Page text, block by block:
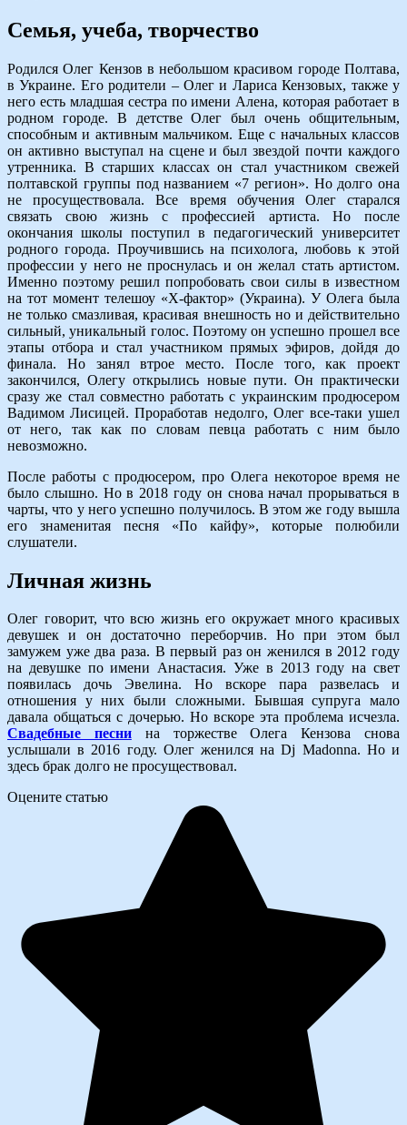
Семья, учеба, творчество
Родился Олег Кензов в небольшом красивом городе Полтава,
в Украине. Его родители – Олег и Лариса Кензовых, также у
него есть младшая сестра по имени Алена, которая работает в
родном городе. В детстве Олег был очень общительным,
способным и активным мальчиком. Еще с начальных классов
он активно выступал на сцене и был звездой почти каждого
утренника. В старших классах он стал участником свежей
полтавской группы под названием «7 регион». Но долго она
не просуществовала. Все время обучения Олег старался
связать свою жизнь с профессией артиста. Но после
окончания школы поступил в педагогический университет
родного города. Проучившись на психолога, любовь к этой
профессии у него не проснулась и он желал стать артистом.
Именно поэтому решил попробовать свои силы в известном
на тот момент телешоу «Х-фактор» (Украина). У Олега была
не только смазливая, красивая внешность но и действительно
сильный, уникальный голос. Поэтому он успешно прошел все
этапы отбора и стал участником прямых эфиров, дойдя до
финала. Но занял втрое место. После того, как проект
закончился, Олегу открылись новые пути. Он практически
сразу же стал совместно работать с украинским продюсером
Вадимом Лисицей. Проработав недолго, Олег все-таки ушел
от него, так как по словам певца работать с ним было
невозможно.
После работы с продюсером, про Олега некоторое время не
было слышно. Но в 2018 году он снова начал прорываться в
чарты, что у него успешно получилось. В этом же году вышла
его знаменитая песня «По кайфу», которые полюбили
слушатели.
Личная жизнь
Олег говорит, что всю жизнь его окружает много красивых
девушек и он достаточно переборчив. Но при этом был
замужем уже два раза. В первый раз он женился в 2012 году
на девушке по имени Анастасия. Уже в 2013 году на свет
появилась дочь Эвелина. Но вскоре пара развелась и
отношения у них были сложными. Бывшая супруга мало
давала общаться с дочерью. Но вскоре эта проблема исчезла.
Свадебные песнина торжестве Олега Кензова снова
услышали в 2016 году. Олег женился на Dj Madonna. Но и
здесь брак долго не просуществовал.
Оцените статью